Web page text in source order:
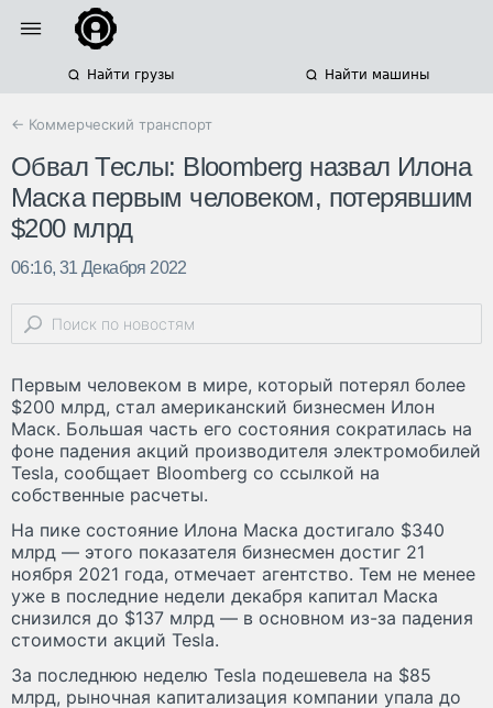
Найти грузы Найти машины
← Коммерческий транспорт
Обвал Теслы: Bloomberg назвал Илона
Маска первым человеком, потерявшим
$200 млрд
06:16, 31 Декабря 2022
Первым человеком в мире, который потерял более
$200 млрд, стал американский бизнесмен Илон
Маск. Большая часть его состояния сократилась на
фоне падения акций производителя электромобилей
Tesla, сообщает Bloomberg со ссылкой на
собственные расчеты.
На пике состояние Илона Маска достигало $340
млрд — этого показателя бизнесмен достиг 21
ноября 2021 года, отмечает агентство. Тем не менее
уже в последние недели декабря капитал Маска
снизился до $137 млрд — в основном из-за падения
стоимости акций Tesla.
За последнюю неделю Tesla подешевела на $85
млрд, рыночная капитализация компании упала до